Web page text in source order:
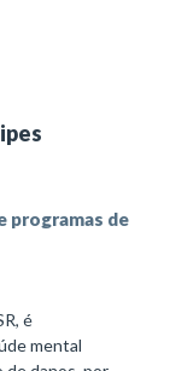
programas de
é
mental